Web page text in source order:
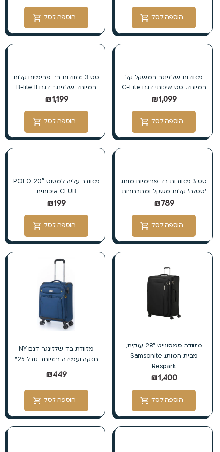
הוספה לסל הוספה לסל
מזוודות שלזינגר במשקל קל
במיוחד. סט איכותי דגם C-Lite
₪1,099
הוספה לסל
סט 3 מזוודות בד פרימיום קלות
במיוחד שלזינגר דגם B-lite II
₪1,199
הוספה לסל
סט 3 מזוודות בד פרימיום מותג
׳טסלה׳ קלות משקל ומתרחבות
₪789
הוספה לסל
מזוודה עליה למטוס 20″ POLO
CLUB איכותית
₪199
הוספה לסל
מזוודה סמסונייט 28″ ענקית,
מבית המותג Samsonite
Respark
₪1,400
הוספה לסל
מזוודת בד שלזינגר דגם NY
חזקה ועמידה במיוחד גודל 25״
₪449
הוספה לסל